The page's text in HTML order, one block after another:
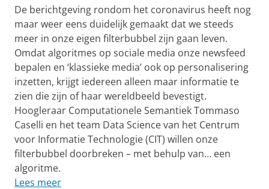
De berichtgeving rondom het coronavirus heeft nog
maar weer eens duidelijk gemaakt dat we steeds
meer in onze eigen filterbubbel zijn gaan leven.
Omdat algoritmes op sociale media onze newsfeed
bepalen en ‘klassieke media’ ook op personalisering
inzetten, krijgt iedereen alleen maar informatie te
zien die zijn of haar wereldbeeld bevestigt.
Hoogleraar Computationele Semantiek Tommaso
Caselli en het team Data Science van het Centrum
voor Informatie Technologie (CIT) willen onze
filterbubbel doorbreken – met behulp van… een
algoritme.
Lees meer